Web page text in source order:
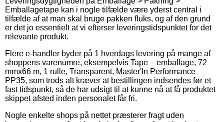
Emballagetape kan i nogle tilfælde være yderst central i
tilfælde af at man skal bruge pakken fluks, og af den grund
er det jo essentielt at vi efterser leveringstidspunktet for det
relevante produkt.
Flere e-handler byder på 1 hverdags levering på mange af
shoppens varenumre, eksempelvis Tape – emballage, 72
mmx66 m, 1 rulle, Transparent, Master'In Performance
PP35, som trods alt kræver at bestillingen indsendes før et
fast tidspunkt, så de har udsigt til at kunne nå at få produktet
skippet afsted inden personalet får fri.
Nogle enkelte shops på nettet præsterer fragt uden